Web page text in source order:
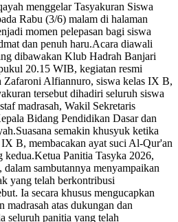
menggelar Tasyakuran Siswa
Rabu (3/6) malam di halaman
momen pelepasan bagi siswa
dan penuh haru.Acara diawali
dibawakan Klub Hadrah Banjari
20.15 WIB, kegiatan resmi
Zafaroni Alfiannuro, siswa kelas IX B,
tersebut dihadiri seluruh siswa
madrasah, Wakil Sekretaris
Bidang Pendidikan Dasar dan
semakin khusyuk ketika
B, membacakan ayat suci Al-Qur'an
kedua.Ketua Panitia Tasyka 2026,
sambutannya menyampaikan
yang telah berkontribusi
Ia secara khusus mengucapkan
madrasah atas dukungan dan
seluruh panitia yang telah